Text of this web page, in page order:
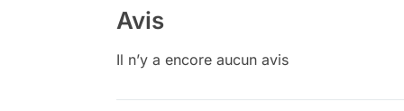
Avis
Il n’y a encore aucun avis